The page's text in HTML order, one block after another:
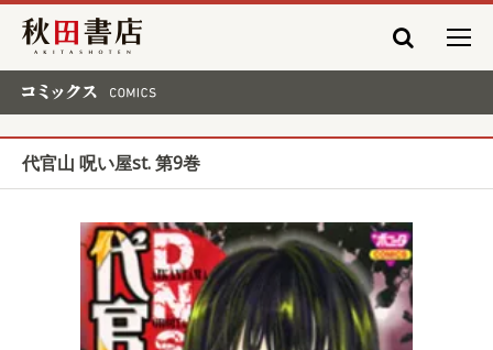
秋田書店
代官山 呪い屋st. 第9巻